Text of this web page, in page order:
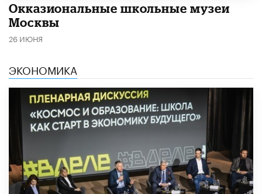
​Окказиональные школьные музеи
Москвы
26 ИЮНЯ
ЭКОНОМИКА